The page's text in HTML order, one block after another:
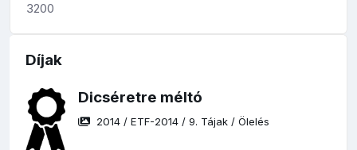
3200
Díjak
Dicséretre méltó
2014 /ETF-2014 /9. Tájak /Ölelés